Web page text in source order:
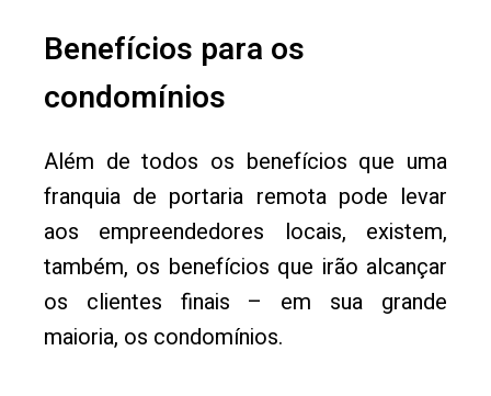
Benefícios para os
condomínios
Além de todos os benefícios que uma
franquia de portaria remota pode levar
aos empreendedores locais, existem,
também, os benefícios que irão alcançar
os clientes finais – em sua grande
maioria, os condomínios.